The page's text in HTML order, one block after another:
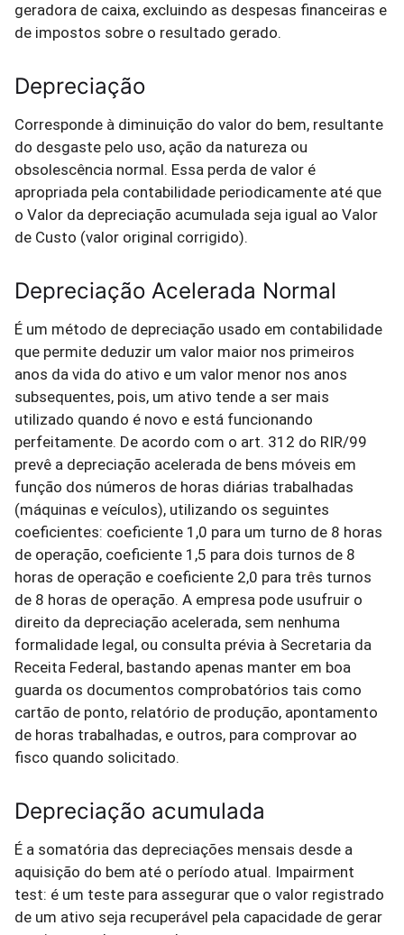
geradora de caixa, excluindo as despesas financeiras e
de impostos sobre o resultado gerado.
Depreciação
Corresponde à diminuição do valor do bem, resultante
do desgaste pelo uso, ação da natureza ou
obsolescência normal. Essa perda de valor é
apropriada pela contabilidade periodicamente até que
o Valor da depreciação acumulada seja igual ao Valor
de Custo (valor original corrigido).
Depreciação Acelerada Normal
É um método de depreciação usado em contabilidade
que permite deduzir um valor maior nos primeiros
anos da vida do ativo e um valor menor nos anos
subsequentes, pois, um ativo tende a ser mais
utilizado quando é novo e está funcionando
perfeitamente. De acordo com o art. 312 do RIR/99
prevê a depreciação acelerada de bens móveis em
função dos números de horas diárias trabalhadas
(máquinas e veículos), utilizando os seguintes
coeficientes: coeficiente 1,0 para um turno de 8 horas
de operação, coeficiente 1,5 para dois turnos de 8
horas de operação e coeficiente 2,0 para três turnos
de 8 horas de operação. A empresa pode usufruir o
direito da depreciação acelerada, sem nenhuma
formalidade legal, ou consulta prévia à Secretaria da
Receita Federal, bastando apenas manter em boa
guarda os documentos comprobatórios tais como
cartão de ponto, relatório de produção, apontamento
de horas trabalhadas, e outros, para comprovar ao
fisco quando solicitado.
Depreciação acumulada
É a somatória das depreciações mensais desde a
aquisição do bem até o período atual. Impairment
test: é um teste para assegurar que o valor registrado
de um ativo seja recuperável pela capacidade de gerar